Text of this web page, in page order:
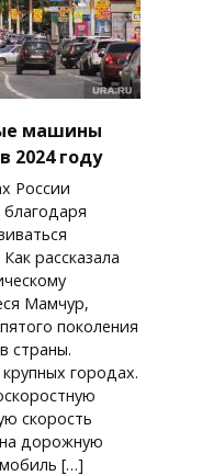
машины
2024 году
России
рассказала
Мамчур,
поколения
страны.
городах.
скорость
дорожную
[…]